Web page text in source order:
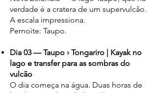
verdade é a cratera de um supervulcão.
A escala impressiona.
Pernoite: Taupo.
Dia 03 — Taupo › Tongariro | Kayak no
lago e transfer para as sombras do
vulcão
O dia começa na água. Duas horas de